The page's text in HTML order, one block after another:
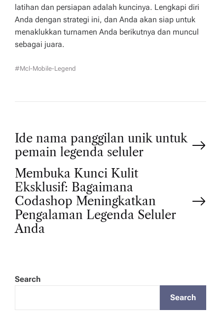
latihan dan persiapan adalah kuncinya. Lengkapi diri
Anda dengan strategi ini, dan Anda akan siap untuk
menaklukkan turnamen Anda berikutnya dan muncul
sebagai juara.
#mcl-Mobile-Legend
P
o
s
t
a
Ide nama panggilan unik untuk
pemain legenda seluler
Membuka Kunci Kulit
Eksklusif: Bagaimana
Codashop Meningkatkan
Pengalaman Legenda Seluler
Anda
Search
Search